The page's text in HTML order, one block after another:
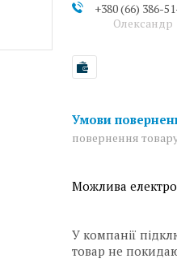
+380 (66) 386-
Олександр
повернення
У компанії
товар не